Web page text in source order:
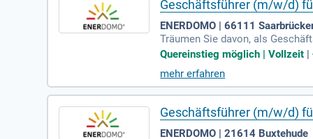
Geschäftsführer (m/w/d)
ENERDOMO | 66111
Träumen Sie davon, als
hst stetig. Immer mehr Kunden
Mangel an qualifizierten
n fachlichen Voraussetzungen
Akademie bereitet Sie innerhalb
Quereinstieg möglich | Vollzeit |
mehr erfahren
Geschäftsführer (m/w/d)
ENERDOMO | 21614 Buxtehude